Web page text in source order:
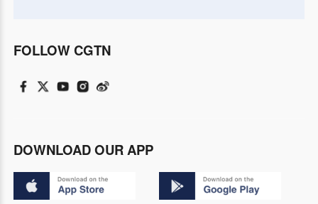
FOLLOW CGTN
DOWNLOAD OUR APP